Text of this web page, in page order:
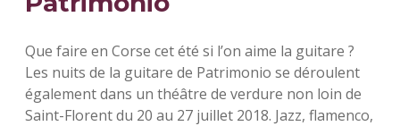
Que faire en Corse cet été si l’on aime la guitare ?
Les nuits de la guitare de Patrimonio se déroulent
également dans un théâtre de verdure non loin de
Saint-Florent du 20 au 27 juillet 2018. Jazz, flamenco,